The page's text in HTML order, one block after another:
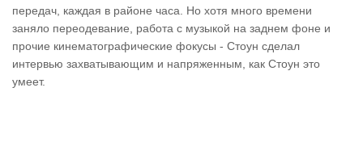
передач, каждая в районе часа. Но хотя много времени
заняло переодевание, работа с музыкой на заднем фоне и
прочие кинематографические фокусы - Стоун сделал
интервью захватывающим и напряженным, как Стоун это
умеет.